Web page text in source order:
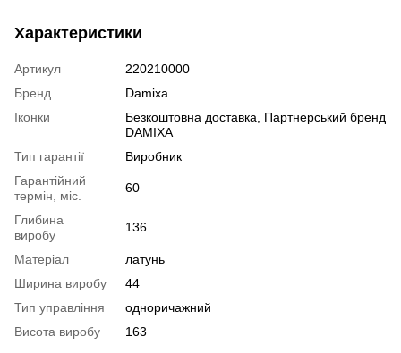
Характеристики
Артикул
220210000
Бренд
Damixa
Іконки
Безкоштовна доставка, Партнерський бренд
DAMIXA
Тип гарантії
Виробник
Гарантійний
термін, міс.
60
Глибина
виробу
136
Матеріал
латунь
Ширина виробу
44
Тип управління
одноричажний
Висота виробу
163